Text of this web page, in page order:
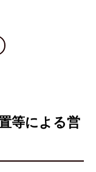
等による営